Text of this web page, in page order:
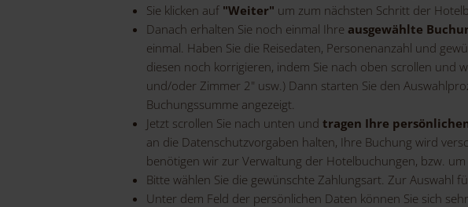
Sie klicken auf "Weiter" um zum nächsten Schritt der
Danach erhalten Sie noch einmal Ihre ausgewählte
einmal. Haben Sie die Reisedaten, Personenanzahl und
diesen noch korrigieren, indem Sie nach oben scrollen und
und/oder Zimmer 2" usw.) Dann starten Sie den
Buchungssumme angezeigt.
Jetzt scrollen Sie nach unten undtragen Ihre
an die Datenschutzvorgaben halten, Ihre Buchung wird
benötigen wir zur Verwaltung der Hotelbuchungen, bzw.
Bitte wählen Sie die gewünschte Zahlungsart. Zur Auswahl
Unter dem Feld der persönlichen Daten können Sie sich